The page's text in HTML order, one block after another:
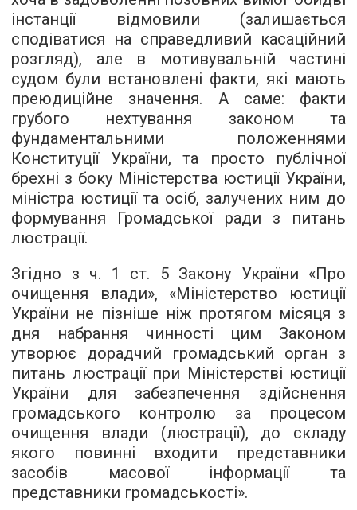
інстанції відмовили (залишається
сподіватися на справедливий касаційний
розгляд), але в мотивувальній частині
судом були встановлені факти, які мають
преюдиційне значення. А саме: факти
грубого нехтування законом та
фундаментальними положеннями
Конституції України, та просто публічної
брехні з боку Міністерства юстиції України,
міністра юстиції та осіб, залучених ним до
формування Громадської ради з питань
люстрації.
Згідно з ч. 1 ст. 5 Закону України «Про
очищення влади», «Міністерство юстиції
України не пізніше ніж протягом місяця з
дня набрання чинності цим Законом
утворює дорадчий громадський орган з
питань люстрації при Міністерстві юстиції
України для забезпечення здійснення
громадського контролю за процесом
очищення влади (люстрації), до складу
якого повинні входити представники
засобів масової інформації та
представники громадськості».